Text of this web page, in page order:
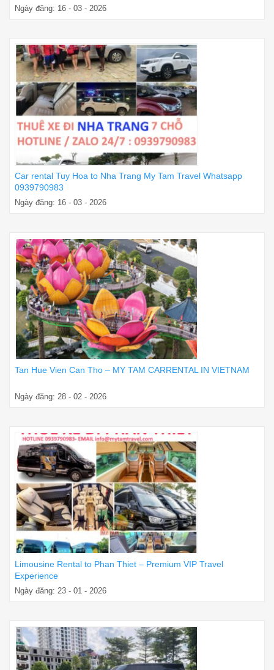
Ngày đăng: 16 - 03 - 2026
Car rental Tuy Hoa to Nha Trang My Tam Travel Whatsapp
0939790983
Ngày đăng: 16 - 03 - 2026
Tan Hue Vien Can Tho – MY TAM CARRENTAL IN VIETNAM
Ngày đăng: 28 - 02 - 2026
Limousine Rental to Phan Thiet – Premium VIP Travel
Experience
Ngày đăng: 23 - 01 - 2026